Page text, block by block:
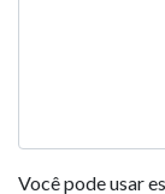
Você pode usar